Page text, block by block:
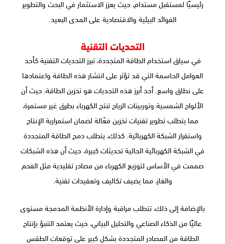
رئيسيًا لمستقبل مستدام، حيث يعزز الاستثمار في البحث والتطوير
الفوائد البيئية والاقتصادية على المدى البعيد.
التحديات التقنية
في سياق استخدام الطاقة المتجددة، تبرز التحديات التقنية كأحد
العوامل الحاسمة التي قد تؤثر على انتشار هذه الطاقة واعتمادها
على نطاق واسع. أحد أبرز هذه التحديات هو تخزين الطاقة، حيث أن
الألواح الشمسية وتوربينات الرياح تنتج الكهرباء بطرق غير مستمرة،
مما يتطلب تطوير تقنيات تخزين فعّالة لضمان استمرارية الإنتاج
واستقرار الشبكة الكهربائية. كذلك، يتطلب دمج الطاقة المتجددة
في الشبكة الكهربائية الحالية تحديثات كبيرة، حيث أن هذه الشبكات
صممت في الأساس لتوزيع الكهرباء من مصادر تقليدية مثل الفحم
والغاز، مما يضيف تكاليف وتعقيدات تقنية.
بالإضافة إلى ذلك، تتطلب مراقبة وإدارة الأنظمة المدمجة مستوى
عاليًا من الذكاء الصناعي والتحليل البياني، حيث يعتمد التنبؤ بإنتاج
الطاقة من المصادر المتجددة بشكل كبير على توقعات الطقس